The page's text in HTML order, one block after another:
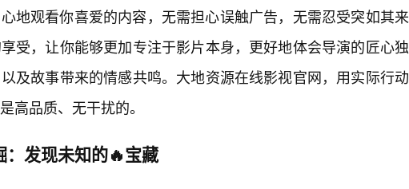
地观看你喜爱的内容，无需担心误触广告，无需忍受突如其来
受，让你能够更加专注于影片本身，更好地体会导演的匠心独
及故事带来的情感共鸣。大地资源在线影视官网，用实际行动
高品质、无干扰的。
发现未知的🔥宝藏